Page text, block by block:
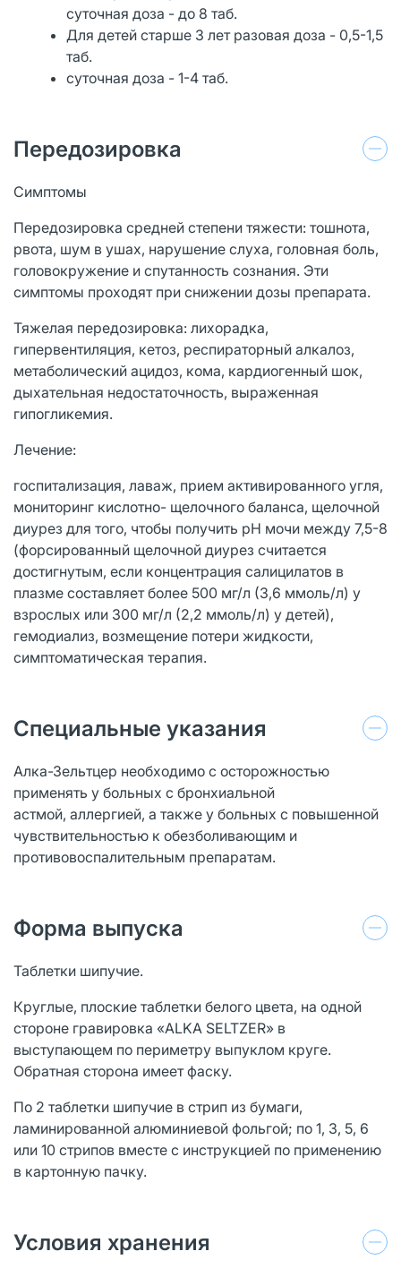
суточная доза - до 8 таб.
Для детей старше 3 лет разовая доза - 0,5-1,5
таб.
суточная доза - 1-4 таб.
Передозировка
Симптомы
Передозировка средней степени тяжести: тошнота,
рвота, шум в ушах, нарушение слуха, головная боль,
головокружение и спутанность сознания. Эти
симптомы проходят при снижении дозы препарата.
Тяжелая передозировка: лихорадка,
гипервентиляция, кетоз, респираторный алкалоз,
метаболический ацидоз, кома, кардиогенный шок,
дыхательная недостаточность, выраженная
гипогликемия.
Лечение:
госпитализация, лаваж, прием активированного угля,
мониторинг кислотно- щелочного баланса, щелочной
диурез для того, чтобы получить рН мочи между 7,5-8
(форсированный щелочной диурез считается
достигнутым, если концентрация салицилатов в
плазме составляет более 500 мг/л (3,6 ммоль/л) у
взрослых или 300 мг/л (2,2 ммоль/л) у детей),
гемодиализ, возмещение потери жидкости,
симптоматическая терапия.
Специальные указания
Алка-Зельтцер необходимо с осторожностью
применять у больных с бронхиальной
астмой, аллергией, а также у больных с повышенной
чувствительностью к обезболивающим и
противовоспалительным препаратам.
Форма выпуска
Таблетки шипучие.
Круглые, плоские таблетки белого цвета, на одной
стороне гравировка «ALKA SELTZER» в
выступающем по периметру выпуклом круге.
Обратная сторона имеет фаску.
По 2 таблетки шипучие в стрип из бумаги,
ламинированной алюминиевой фольгой; по 1, 3, 5, 6
или 10 стрипов вместе с инструкцией по применению
в картонную пачку.
Условия хранения